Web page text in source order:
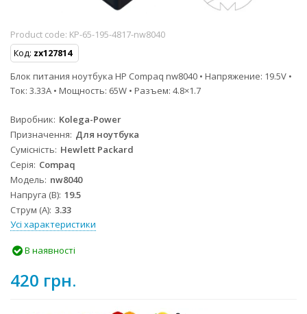
Product code: KP-65-195-4817-nw8040
Код: zx127814
Блок питания ноутбука HP Compaq nw8040 • Напряжение: 19.5V •
Ток: 3.33A • Мощность: 65W • Разъем: 4.8×1.7
Виробник Kolega-Power
Призначення Для ноутбука
Сумісність Hewlett Packard
Серія Compaq
Модель nw8040
Напруга (В) 19.5
Струм (А) 3.33
Усі характеристики
В наявності
420 грн.